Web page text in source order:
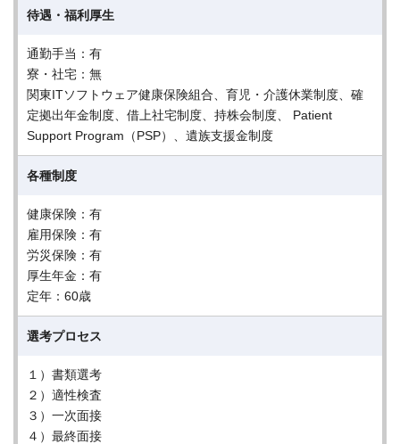
待遇・福利厚生
通勤手当：有
寮・社宅：無
関東ITソフトウェア健康保険組合、育児・介護休業制度、確
定拠出年金制度、借上社宅制度、持株会制度、 Patient
Support Program（PSP）、遺族支援金制度
各種制度
健康保険：有
雇用保険：有
労災保険：有
厚生年金：有
定年：60歳
選考プロセス
１）書類選考
２）適性検査
３）一次面接
４）最終面接